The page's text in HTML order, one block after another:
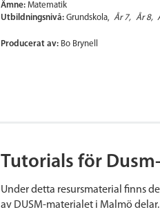
Ämne: Matematik
Utbildningsnivå: Grundskola År 7 År 8
Producerat av: Bo Brynell
Tutorials för
Under detta resursmaterial finns
av DUSM-materialet i Malmö